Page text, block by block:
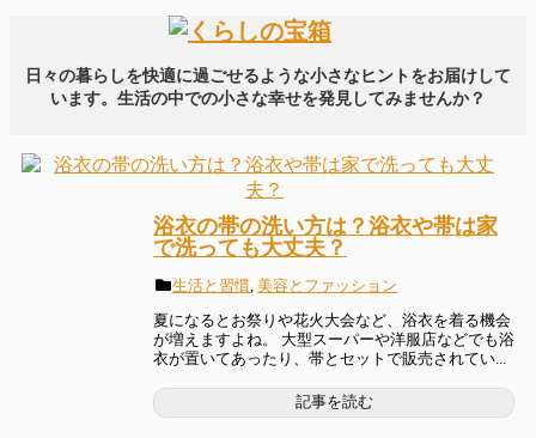
日々の暮らしを快適に過ごせるような小さなヒントをお届けして
います。生活の中での小さな幸せを発見してみませんか？
浴衣の帯の洗い方は？浴衣や帯は家
で洗っても大丈夫？
生活と習慣,美容とファッション
夏になるとお祭りや花火大会など、浴衣を着る機会
が増えますよね。 大型スーパーや洋服店などでも浴
衣が置いてあったり、帯とセットで販売されてい...
記事を読む